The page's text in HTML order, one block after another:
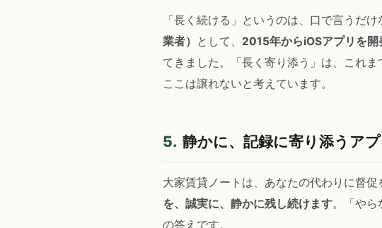
「長く続ける」というのは、口で言うだ
業者） として、 2015年からiOSアプリを開
てきました。「長く寄り添う」は、これま
ここは譲れないと考えています。
5. 静かに、記録に寄り添うア
大家賃貸ノートは、あなたの代わりに督
を、誠実に、静かに残し続けます。「やら
の答えです。